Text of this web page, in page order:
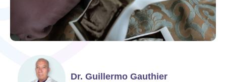
Dr. Guillermo Gauthier